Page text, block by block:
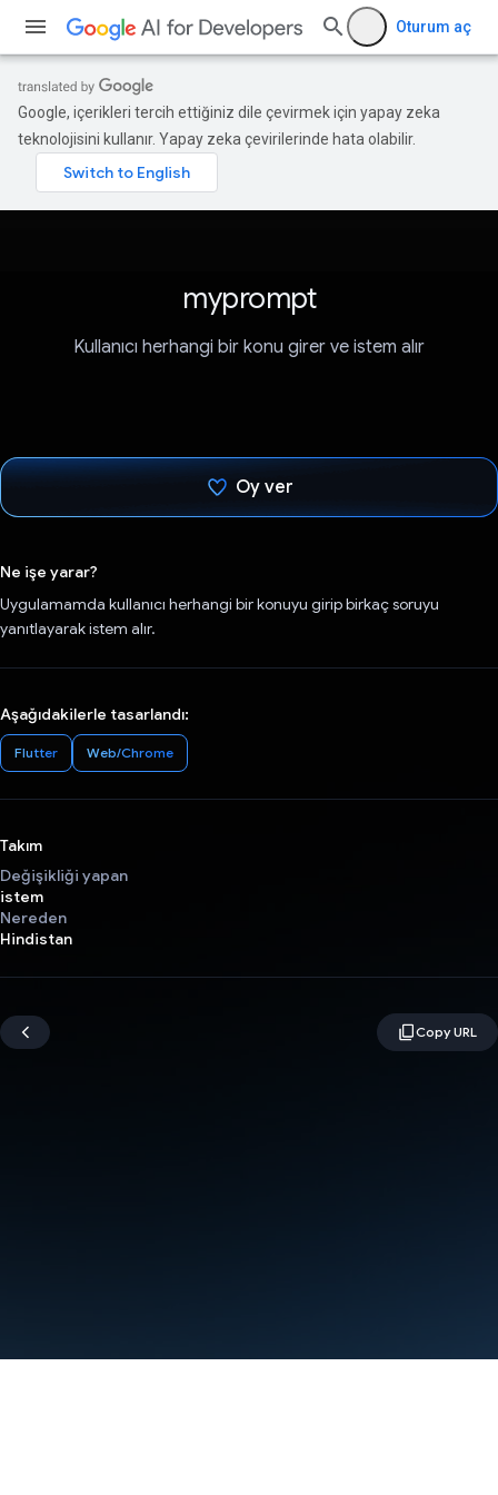
Oturum aç
Google, içerikleri tercih ettiğiniz dile çevirmek için yapay zeka
teknolojisini kullanır. Yapay zeka çevirilerinde hata olabilir.
myprompt
Kullanıcı herhangi bir konu girer ve istem alır
Oy ver
Ne işe yarar?
Uygulamamda kullanıcı herhangi bir konuyu girip birkaç soruyu
yanıtlayarak istem alır.
Aşağıdakilerle tasarlandı:
Flutter Web/Chrome
Takım
Değişikliği yapan
istem
Nereden
Hindistan